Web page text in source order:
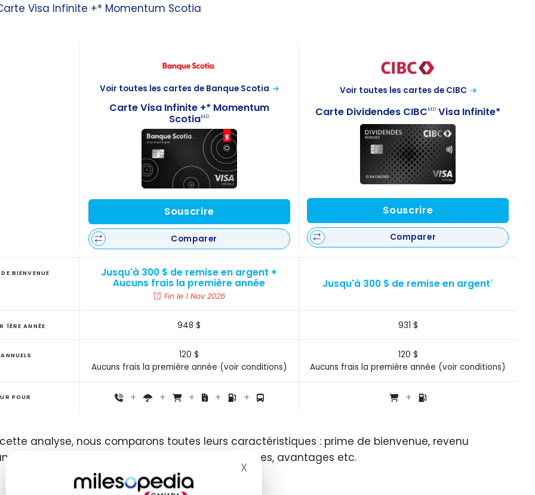
XMasquer le bandeau des cookies
Visa Infinite +* Momentum Scotia
BIENVENUE
1ÈRE ANNÉE
POUR
Voir toutes les cartes de Banque Scotia
Carte Visa Infinite +* Momentum
ScotiaMD
Souscrire
Comparer
Jusqu'à 300 $ de remise en argent +
Aucuns frais la première année
Fin le 1 Nov 2026
948 $
120 $
Aucuns frais la première année (voir conditions)
Voir toutes les cartes de CIBC
Carte Dividendes CIBCMD Visa Infinite*
Souscrire
Comparer
Jusqu'à 300 $ de remise en argent†
931 $
120 $
Aucuns frais la première année (voir conditions)
analyse, nous comparons toutes leurs caractéristiques : prime de bienvenue, revenu
frais annuels, taux d’accumulation, assurances, avantages etc.